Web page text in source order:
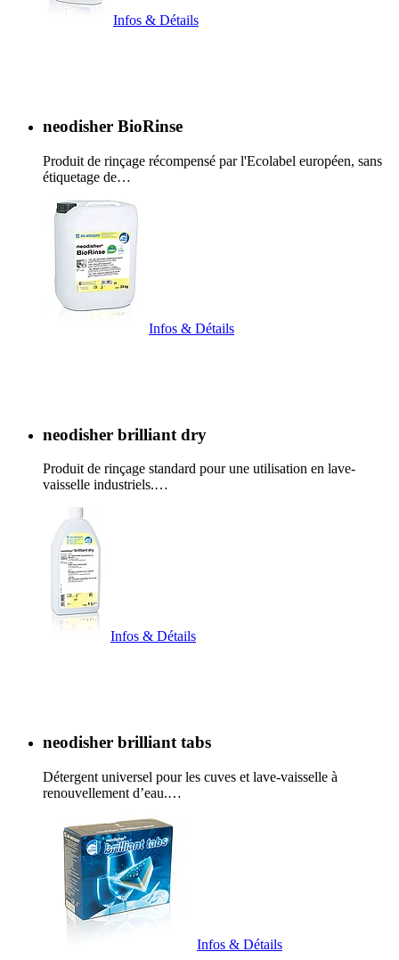
Infos & Détails
neodisher BioRinse
Produit de rinçage récompensé par l'Ecolabel européen, sans
étiquetage de…
Infos & Détails
neodisher brilliant dry
Produit de rinçage standard pour une utilisation en lave-
vaisselle industriels.…
Infos & Détails
neodisher brilliant tabs
Détergent universel pour les cuves et lave-vaisselle à
renouvellement d’eau.…
Infos & Détails